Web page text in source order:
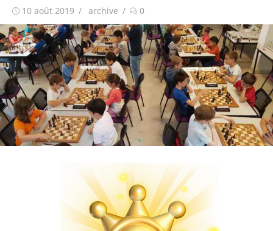
Publié
le
10 août 2019 Auteur/autrice
archive 0